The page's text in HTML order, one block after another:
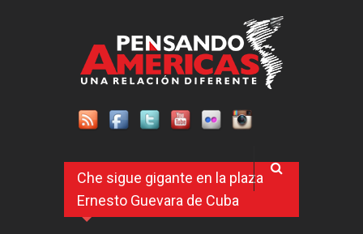
Che sigue gigante en la plaza
Ernesto Guevara de Cuba